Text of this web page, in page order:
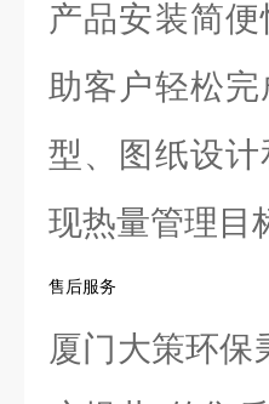
产品安装简
助客户轻松
型、图纸设
现热量管理目
售后服务
厦门大策环保